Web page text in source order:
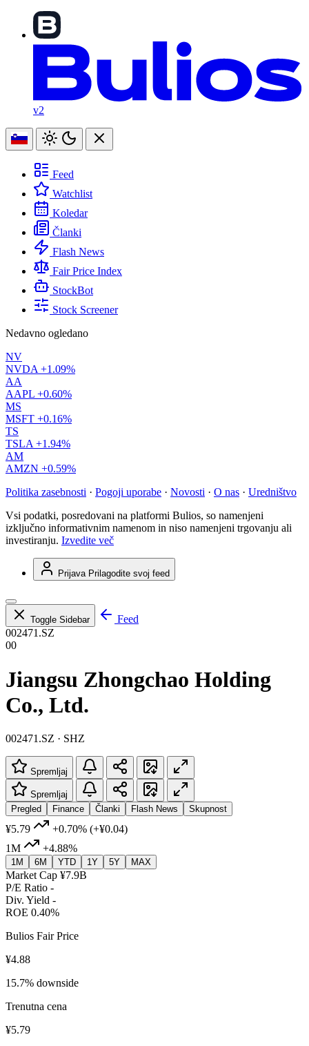
v2
Feed
Watchlist
Koledar
Članki
Flash News
Fair Price Index
StockBot
Stock Screener
Nedavno ogledano
NV
NVDA +1.09%
AA
AAPL +0.60%
MS
MSFT +0.16%
TS
TSLA +1.94%
AM
AMZN +0.59%
Politika zasebnosti · Pogoji uporabe · Novosti · O nas · Uredništvo
Vsi podatki, posredovani na platformi Bulios, so namenjeni
izključno informativnim namenom in niso namenjeni trgovanju ali
investiranju. Izvedite več
Prijava Prilagodite svoj feed
Toggle Sidebar
Feed
002471.SZ
00
Jiangsu Zhongchao Holding
Co., Ltd.
002471.SZ · SHZ
Spremljaj
Spremljaj
Pregled
Finance Članki Flash News Skupnost
¥5.79 +0.70% (+¥0.04)
1M
+4.88%
1M 6M YTD 1Y 5Y MAX
Market Cap ¥7.9B
P/E Ratio -
Div. Yield -
ROE 0.40%
Bulios Fair Price
¥4.88
15.7% downside
Trenutna cena
¥5.79